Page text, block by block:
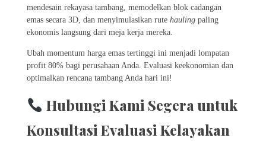
mendesain rekayasa tambang, memodelkan blok cadangan
emas secara 3D, dan menyimulasikan rute hauling paling
ekonomis langsung dari meja kerja mereka.
Ubah momentum harga emas tertinggi ini menjadi lompatan
profit 80% bagi perusahaan Anda. Evaluasi keekonomian dan
optimalkan rencana tambang Anda hari ini!
Hubungi Kami Segera untuk
Konsultasi Evaluasi Kelayakan